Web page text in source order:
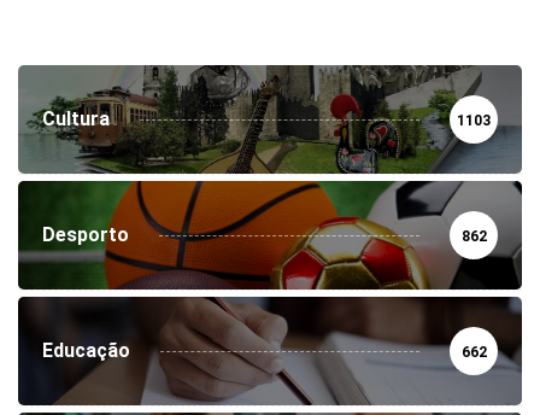
Cultura 1103
Desporto 862
Educação 662